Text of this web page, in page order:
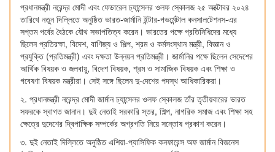
প্রধানমন্ত্রী নরেন্দ্র মোদী এবং ফেডারেল চ্যান্সেলর ওলফ স্কোলজ ২৫ অক্টোবর ২০২৪
তারিখে নতুন দিল্লিতে অনুষ্ঠিত ভারত-জার্মানি ইন্টার-গভর্মেন্টাল কনসালটেশনস-এর
সপ্তম পর্বের বৈঠকে যৌথ সভাপতিত্ব করেন। ভারতের পক্ষে প্রতিনিধিদের মধ্যে
ছিলেন প্রতিরক্ষা, বিদেশ, বাণিজ্য ও শিল্প, শ্রম ও কর্মসংস্থান মন্ত্রী, বিজ্ঞান ও
প্রযুক্তি (প্রতিমন্ত্রী) এবং দক্ষতা উন্নয়ন প্রতিমন্ত্রী। জার্মানির পক্ষে ছিলেন সেদেশের
আর্থিক বিষয়ক ও জলবায়ু, বিদেশ বিষয়ক, শ্রম ও সামাজিক বিষয়ক এবং শিক্ষা ও
গবেষণা বিষয়ক মন্ত্রীরা। সেই সঙ্গে ছিলেন দু-দেশের পদস্থ আধিকারিকরা।
২. প্রধানমন্ত্রী নরেন্দ্র মোদী জার্মান চ্যান্সেলর ওলফ স্কোলজ তাঁর তৃতীয়বারের ভারত
সফরকে স্বাগত জানান। দুই নেতাই সরকারি স্তর, শিল্প, নাগরিক সমাজ এবং শিক্ষা সহ
ক্ষেত্রে দুদেশের দ্বিপাক্ষিক সম্পর্কের অগ্রগতি নিয়ে সন্তোষ প্রকাশ করেন।
৩. দুই নেতাই দিল্লিতে অনুষ্ঠিত এশিয়া-প্যাসিফিক কনফারেন্স অফ জার্মান বিজনেস